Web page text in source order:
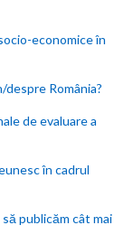
economice în
România?
de evaluare a
în cadrul
publicăm cât mai